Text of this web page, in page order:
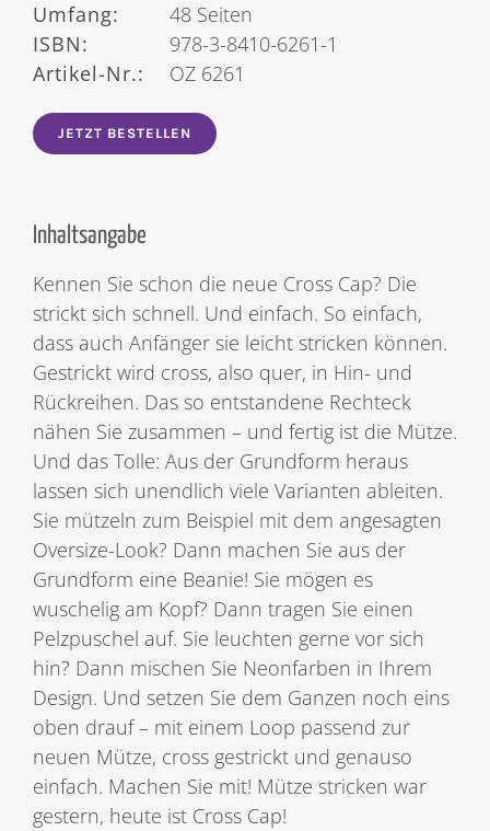
Umfang:
48 Seiten
ISBN:
978-3-8410-6261-1
Artikel-Nr.:
OZ 6261
JETZT BESTELLEN
Inhaltsangabe
Kennen Sie schon die neue Cross Cap? Die
strickt sich schnell. Und einfach. So einfach,
dass auch Anfänger sie leicht stricken können.
Gestrickt wird cross, also quer, in Hin- und
Rückreihen. Das so entstandene Rechteck
nähen Sie zusammen – und fertig ist die Mütze.
Und das Tolle: Aus der Grundform heraus
lassen sich unendlich viele Varianten ableiten.
Sie mützeln zum Beispiel mit dem angesagten
Oversize-Look? Dann machen Sie aus der
Grundform eine Beanie! Sie mögen es
wuschelig am Kopf? Dann tragen Sie einen
Pelzpuschel auf. Sie leuchten gerne vor sich
hin? Dann mischen Sie Neonfarben in Ihrem
Design. Und setzen Sie dem Ganzen noch eins
oben drauf – mit einem Loop passend zur
neuen Mütze, cross gestrickt und genauso
einfach. Machen Sie mit! Mütze stricken war
gestern, heute ist Cross Cap!